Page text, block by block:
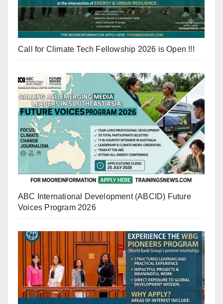
Call for Climate Tech Fellowship 2026 is Open !!!
ABC International Development (ABCID) Future
Voices Program 2026